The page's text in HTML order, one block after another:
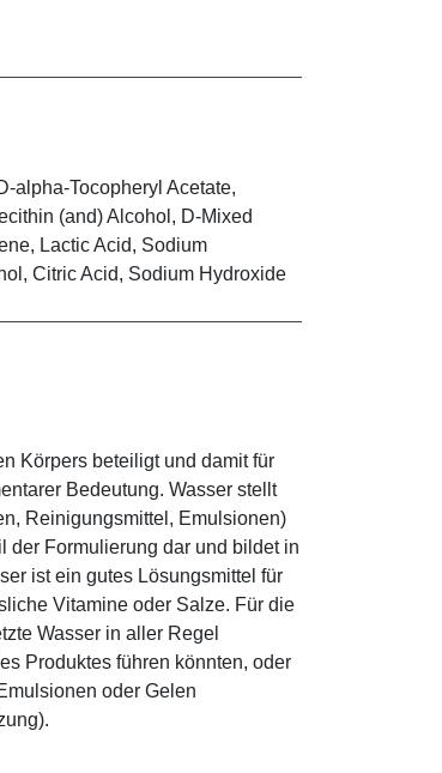
alpha-Tocopheryl Acetate,
(and) Alcohol, D-Mixed
Lactic Acid, Sodium
Citric Acid, Sodium Hydroxide
Körpers beteiligt und damit für
Bedeutung. Wasser stellt
Reinigungsmittel, Emulsionen)
der Formulierung dar und bildet in
ist ein gutes Lösungsmittel für
Vitamine oder Salze. Für die
Wasser in aller Regel
Produktes führen könnten, oder
oder Gelen